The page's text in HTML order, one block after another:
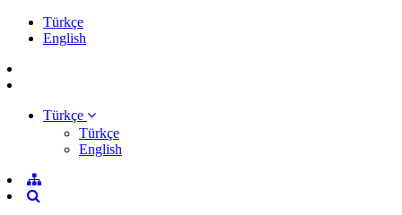
Türkçe
English
Türkçe
Türkçe
English